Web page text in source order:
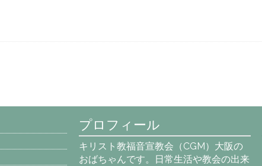
プロフィール
キリスト教福音宣教会（CGM）大阪の
おばちゃんです。日常生活や教会の出来